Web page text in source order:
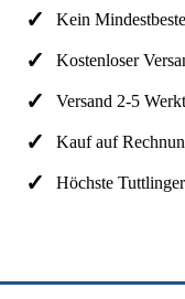
Kein
Kostenloser
Versand 2-5
Kauf auf
Höchste